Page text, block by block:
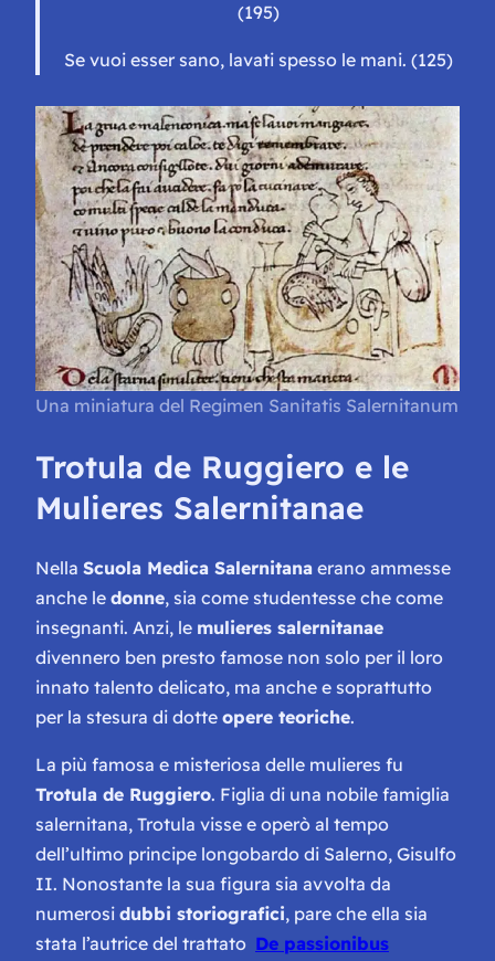
(195)
Se vuoi esser sano, lavati spesso le mani. (125)
Una miniatura del Regimen Sanitatis Salernitanum
Trotula de Ruggiero e le
Mulieres Salernitanae
Nella Scuola Medica Salernitana erano ammesse
anche le donne, sia come studentesse che come
insegnanti. Anzi, le mulieres salernitanae
divennero ben presto famose non solo per il loro
innato talento delicato, ma anche e soprattutto
per la stesura di dotte opere teoriche.
La più famosa e misteriosa delle mulieres fu
Trotula de Ruggiero. Figlia di una nobile famiglia
salernitana, Trotula visse e operò al tempo
dell’ultimo principe longobardo di Salerno, Gisulfo
II. Nonostante la sua figura sia avvolta da
numerosi dubbi storiografici, pare che ella sia
stata l’autrice del trattato De passionibus